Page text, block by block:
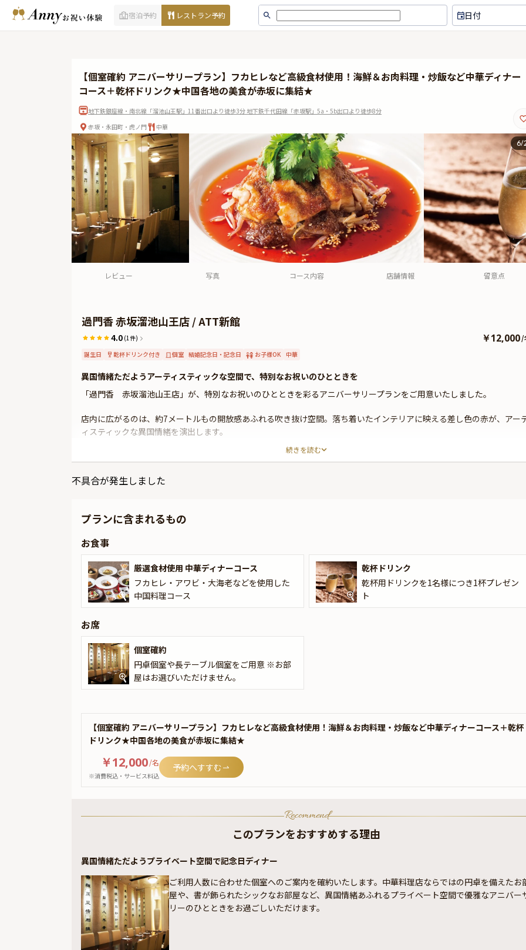
宿泊予約 レストラン予約 日付
【個室確約 アニバーサリープラン】フカヒレなど高級食材使用！海鮮＆お肉料理・炒飯など中華ディナー
コース＋乾杯ドリンク★中国各地の美食が赤坂に集結★
地下鉄銀座線・南北線「溜池山王駅」11番出口より徒歩3分 地下鉄千代田線「赤坂駅」5a・5b出口より徒歩8分
赤坂・永田町・虎ノ門
中華
6/
レビュー 写真 コース内容 店舗情報 留意点
過門香 赤坂溜池山王店 / ATT新館
4.0 (1件) ￥12,000/
誕生日 乾杯ドリンク付き 個室 結婚記念日・記念日 お子様OK 中華
異国情緒ただようアーティスティックな空間で、特別なお祝いのひとときを
「過門香 赤坂溜池山王店」が、特別なお祝いのひとときを彩るアニバーサリープランをご用意いたしました。
店内に広がるのは、約7メートルもの開放感あふれる吹き抜け空間。落ち着いたインテリアに映える差し色の赤が、アー
ィスティックな異国情緒を演出します。
本プランでご利用いただくのは、伝統的な中国格子や書を用いたインテリアが印象的な個室。気品あふれる上質なプライ
続きを読む
不具合が発生しました
プランに含まれるもの
お食事
厳選食材使用 中華ディナーコース
フカヒレ・アワビ・大海老などを使用した
中国料理コース
乾杯ドリンク
乾杯用ドリンクを1名様につき1杯プレゼン
ト
お席
個室確約
円卓個室や長テーブル個室をご用意 ※お部
屋はお選びいただけません。
【個室確約 アニバーサリープラン】フカヒレなど高級食材使用！海鮮＆お肉料理・炒飯など中華ディナーコース＋乾杯
ドリンク★中国各地の美食が赤坂に集結★
￥12,000/名
※消費税込・サービス料込
予約へすすむ
Recommend
このプランをおすすめする理由
異国情緒ただようプライベート空間で記念日ディナー
ご利用人数に合わせた個室へのご案内を確約いたします。中華料理店ならではの円卓を備えたお
屋や、書が飾られたシックなお部屋など、異国情緒あふれるプライベート空間で優雅なアニバー
リーのひとときをお過ごしいただけます。
お店はとても広く、天井も高く
のある雰囲気。連れも大変喜ん
た。お料理はどれも本当に美味
です。少しお値段が高いぶん、
との食事に利用するのにぴった
です。ホールの店員さん達もと
じがよく、コロナ対策もバッチ
できました。また伺いたいです。